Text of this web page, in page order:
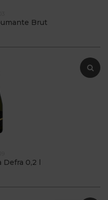
Brut
Defra 0,2 l